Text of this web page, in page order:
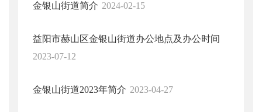
金银山街道简介 2024-02-15
益阳市赫山区金银山街道办公地点及办公时间
2023-07-12
金银山街道2023年简介 2023-04-27